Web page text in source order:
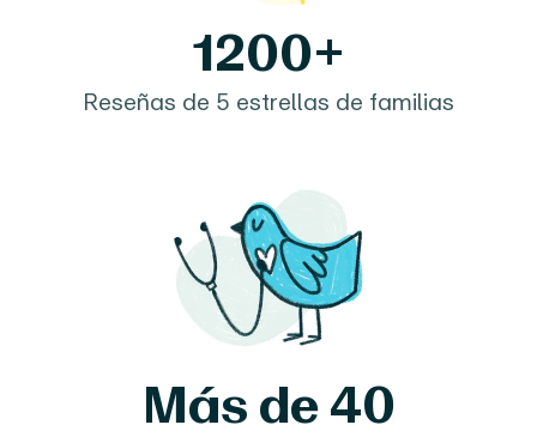
1200+
Reseñas de 5 estrellas de familias
Más de 40